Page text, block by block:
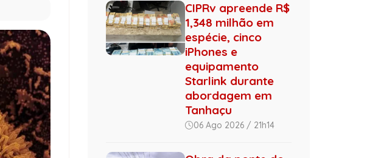
CIPRv apreende R$
1,348 milhão em
espécie, cinco
iPhones e
equipamento
Starlink durante
abordagem em
Tanhaçu
06 Ago 2026 / 21h14